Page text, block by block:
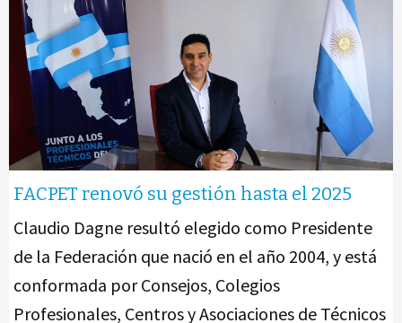
FACPET renovó su gestión hasta el 2025
Claudio Dagne resultó elegido como Presidente
de la Federación que nació en el año 2004, y está
conformada por Consejos, Colegios
Profesionales, Centros y Asociaciones de Técnicos